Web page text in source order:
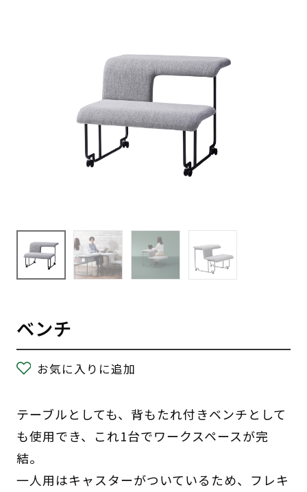
ベンチ
お気に入りに追加
テーブルとしても、背もたれ付きベンチとして
も使用でき、これ1台でワークスペースが完
結。
一人用はキャスターがついているため、フレキ